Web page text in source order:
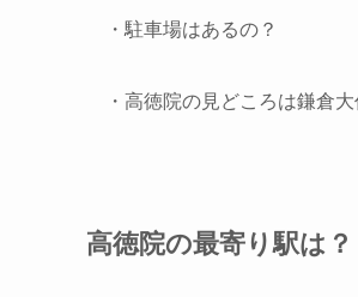
・駐車場はあるの？
・高徳院の見どころは鎌倉
高徳院の最寄り駅は？